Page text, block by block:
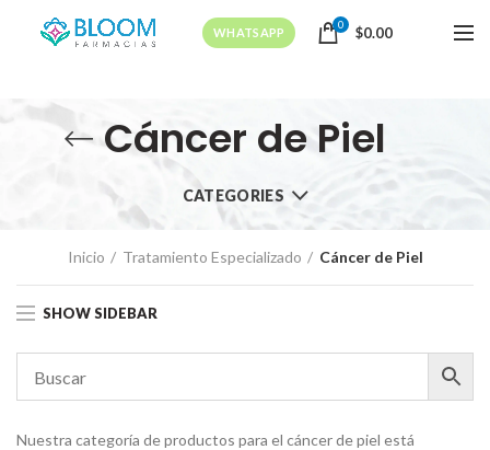
WHATSAPP
0 $0.00
Cáncer de Piel
CATEGORIES
Inicio Tratamiento Especializado Cáncer de Piel
SHOW SIDEBAR
Nuestra categoría de productos para el cáncer de piel está